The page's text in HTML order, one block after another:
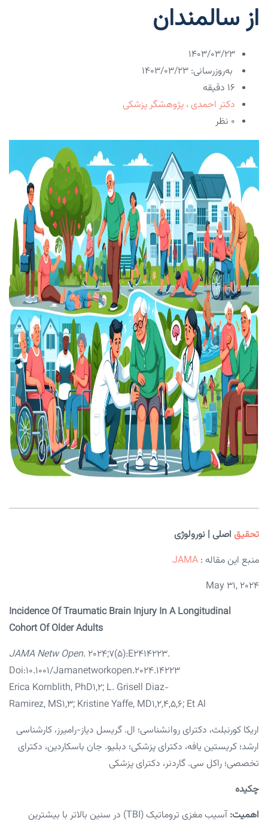
از سالمندان
۱۴۰۳/۰۳/۲۳
به‌روزرسانی: ۱۴۰۳/۰۳/۲۳
16 دقیقه
دکتر احمدی ، پژوهشگر پزشکی
۰ نظر
تحقیق اصلی | نورولوژی
منبع این مقاله : JAMA
May 31, 2024
Incidence Of Traumatic Brain Injury In A Longitudinal
Cohort Of Older Adults
JAMA Netw Open. 2024;7(5):e2414223.
Doi:10.1001/jamanetworkopen.2024.14223
Erica Kornblith, PhD1,2; L. Grisell Diaz-
Ramirez, MS1,3; Kristine Yaffe, MD1,2,4,5,6; Et Al
اریکا کورنبلث، دکترای روانشناسی؛ ال. گریسل دیاز-رامیرز، کارشناسی
ارشد؛ کریستین یافه، دکترای پزشکی؛ دبلیو. جان باسکاردین، دکترای
تخصصی؛ راکل سی. گاردنر، دکترای پزشکی
چکیده
اهمیت:
آسیب مغزی تروماتیک (TBI) در سنین بالاتر با بیشترین